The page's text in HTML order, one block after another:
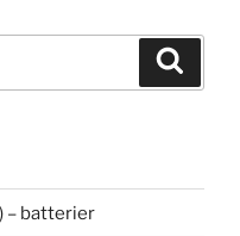
– batterier